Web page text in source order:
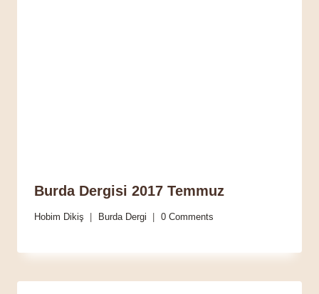
Burda Dergisi 2017 Temmuz
Hobim Dikiş Burda Dergi 0 Comments